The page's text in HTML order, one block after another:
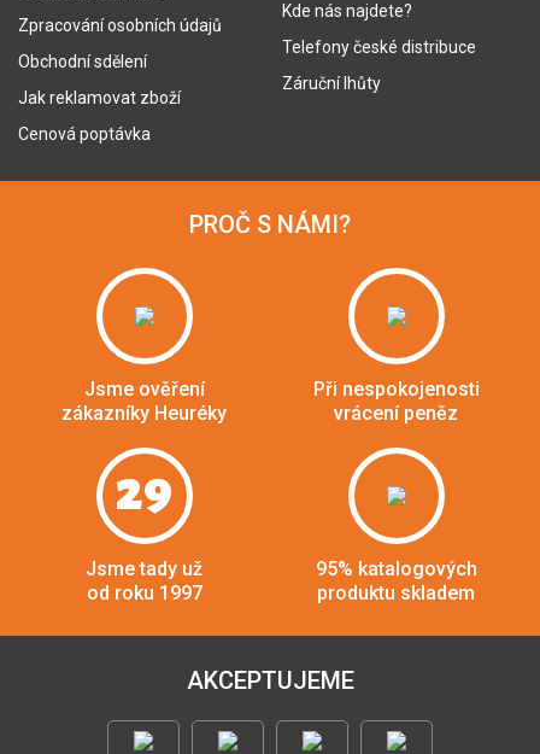
Zpracování osobních údajů
Obchodní sdělení
Jak reklamovat zboží
Cenová poptávka
Kde nás najdete?
Telefony české distribuce
Záruční lhůty
PROČ S NÁMI?
Jsme ověření
zákazníky Heuréky
Při nespokojenosti
vrácení peněz
29
Jsme tady už
od roku 1997
95% katalogových
produktu skladem
AKCEPTUJEME